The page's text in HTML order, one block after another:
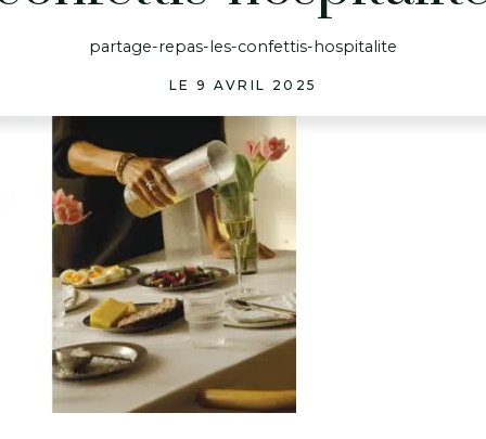
partage-repas-les-confettis-hospitalite
LE 9 AVRIL 2025